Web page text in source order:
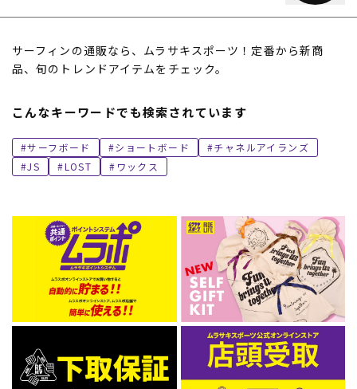
サーフィンの通販なら、ムラサキスポーツ！定番から新商
品、旬のトレンドアイテムをチェック。
こんなキーワードでも検索されています
サーフボード ショートボード
チャネルアイランズ
JS
LOST ワックス